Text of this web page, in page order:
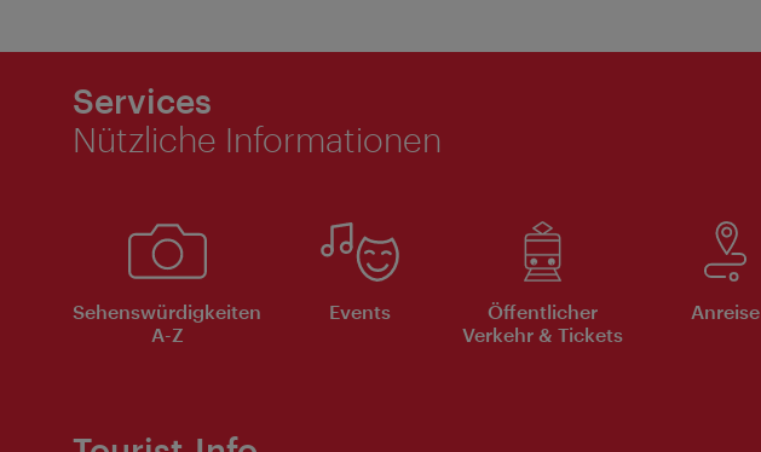
Services
Nützliche Informationen
Sehenswürdigkeiten
A-Z
Events
Öffentlicher
Verkehr & Tickets
Anreise